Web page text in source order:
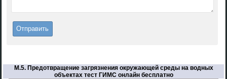
М.5. Предотвращение загрязнения окружающей среды на водных
объектах тест ГИМС онлайн бесплатно